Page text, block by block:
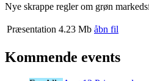
Nye skrappe regler om grøn
Præsentation 4.23 Mb åbn fil
Kommende events